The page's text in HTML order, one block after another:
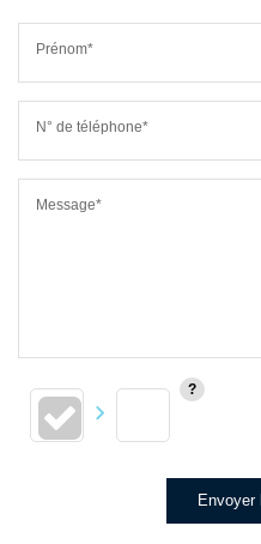
Prénom*
N° de téléphone*
Message*
Envoyer